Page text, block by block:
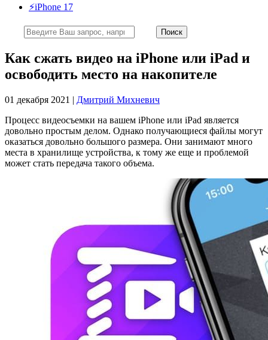
⚡️iPhone 17
Как сжать видео на iPhone или iPad и
освободить место на накопителе
01 декабря 2021 | Дмитрий Михневич
Процесс видеосъемки на вашем iPhone или iPad является
довольно простым делом. Однако получающиеся файлы могут
оказаться довольно большого размера. Они занимают много
места в хранилище устройства, к тому же еще и проблемой
может стать передача такого объема.